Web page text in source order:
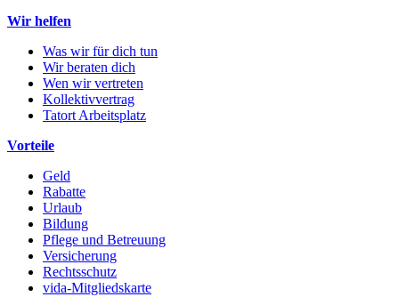
Wir helfen
Was wir für dich tun
Wir beraten dich
Wen wir vertreten
Kollektivvertrag
Tatort Arbeitsplatz
Vorteile
Geld
Rabatte
Urlaub
Bildung
Pflege und Betreuung
Versicherung
Rechtsschutz
vida-Mitgliedskarte